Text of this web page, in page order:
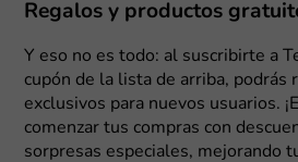
Regalos y productos
Y eso no es todo: al suscribirte a
cupón de la lista de arriba, podrás
exclusivos para nuevos usuarios.
comenzar tus compras con
sorpresas especiales, mejorando